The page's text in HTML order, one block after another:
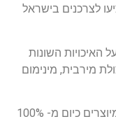
לצרכנים בישראל
האיכויות השונות
מירבית, מינימום
מזמינים אותך להתנסות בשקי Power5 המיוצרים כיום מ- 100%